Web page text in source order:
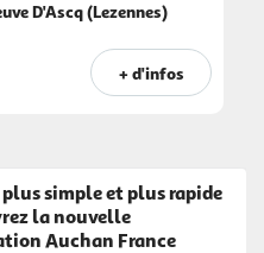
D'Ascq (Lezennes)
+ d'infos
plus simple et plus rapide
la nouvelle
Auchan France